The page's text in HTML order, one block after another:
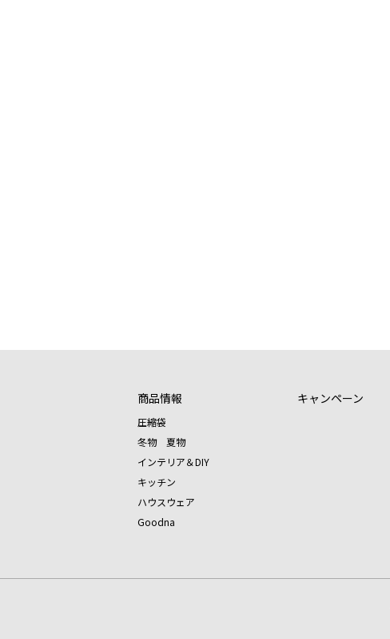
商品情報
圧縮袋
冬物 夏物
インテリア＆DIY
キッチン
ハウスウェア
Goodna
キャンペーン